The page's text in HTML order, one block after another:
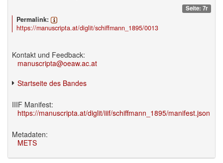
Seite: 7r
Permalink:
https://manuscripta.at/diglit/schiffmann_1895/0013
Kontakt und Feedback:
manuscripta@oeaw.ac.at
Startseite des Bandes
IIIF Manifest:
https://manuscripta.at/diglit/iiif/schiffmann_1895/manifest.json
Metadaten:
METS